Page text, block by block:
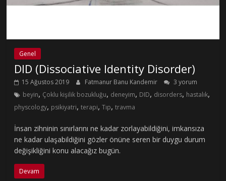
Genel
DID (Dissociative Identity Disorder)
15 Ağustos 2019 Fatmanur Banu Kandemir
3 yorum
beyin, Çoklu kişilik bozukluğu, deneyim, DID, disorders, hastalık,
physcology, psikiyatri,terapi,Tıp,travma
İnsan zihninin sınırlarını ne kadar zorlayabildiğini, imkansıza
ne kadar ulaşabildiğini gözler önüne seren bir duygu durum
değişikliğini konu alacağız bugün.
Devam